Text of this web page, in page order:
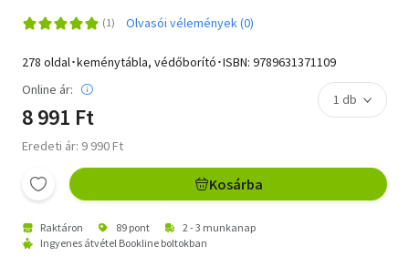
Olvasói vélemények (0)
278 oldal･keménytábla, védőborító･ISBN: 9789631371109
Online ár:
8 991 Ft
Eredeti ár: 9 990 Ft
Kosárba
Raktáron 89 pont
2 - 3 munkanap
Ingyenes átvétel Bookline boltokban